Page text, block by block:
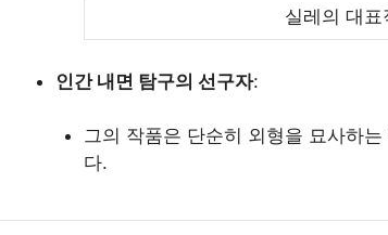
실레의 대
인간 내면 탐구의 선구자:
그의 작품은 단순히 외형을 묘사하
다.